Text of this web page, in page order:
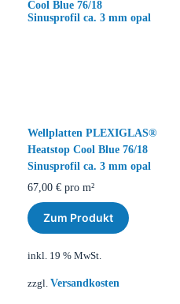
Wellplatten PLEXIGLAS®
Heatstop Cool Blue 76/18
Sinusprofil ca. 3 mm opal
67,00 € pro m²
Zum Produkt
inkl. 19 % MwSt.
zzgl. Versandkosten